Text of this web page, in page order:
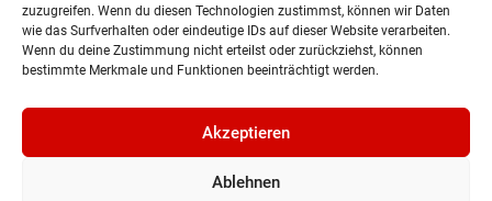
zuzugreifen. Wenn du diesen Technologien zustimmst, können wir Daten
wie das Surfverhalten oder eindeutige IDs auf dieser Website verarbeiten.
Wenn du deine Zustimmung nicht erteilst oder zurückziehst, können
bestimmte Merkmale und Funktionen beeinträchtigt werden.
Akzeptieren
Ablehnen
Auslieferung
©2024, Gepflanzt Jung- und SportwagenhandelsgmbH.